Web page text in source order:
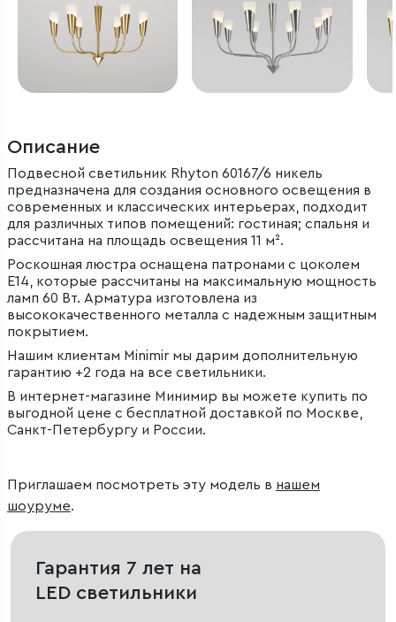
Описание
Подвесной светильник Rhyton 60167/6 никель
предназначена для создания основного освещения в
современных и классических интерьерах, подходит
для различных типов помещений: гостиная; спальня и
рассчитана на площадь освещения 11 м².
Роскошная люстра оснащена патронами с цоколем
Е14, которые рассчитаны на максимальную мощность
ламп 60 Вт. Арматура изготовлена из
высококачественного металла с надежным защитным
покрытием.
Нашим клиентам Minimir мы дарим дополнительную
гарантию +2 года на все светильники.
В интернет-магазине Минимир вы можете купить по
выгодной цене с бесплатной доставкой по Москве,
Санкт-Петербургу и России.
Приглашаем посмотреть эту модель в нашем
шоуруме.
Гарантия 7 лет на
LED светильники